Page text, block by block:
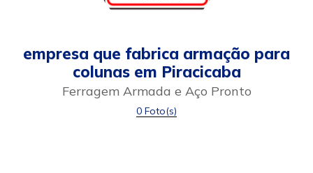
empresa que fabrica armação para
colunas em Piracicaba
Ferragem Armada e Aço Pronto
0 Foto(s)